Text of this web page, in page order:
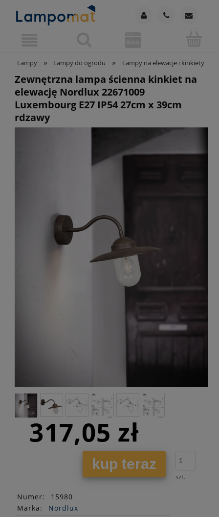
Lampy » Lampy do ogrodu » Lampy na elewacje i kinkiety
Zewnętrzna lampa ścienna kinkiet na
elewację Nordlux 22671009
Luxembourg E27 IP54 27cm x 39cm
rdzawy
317,05 zł
kup teraz
szt.
Numer:
15980
Marka:
Nordlux